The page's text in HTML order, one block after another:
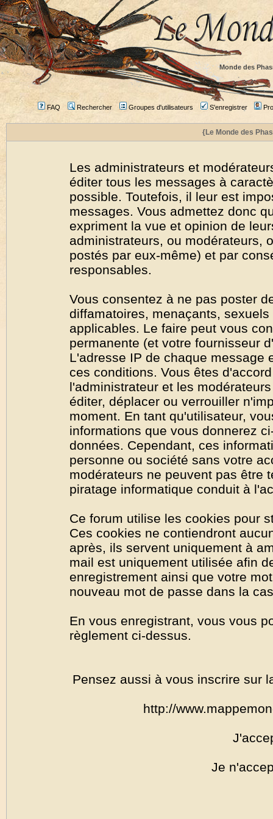
Monde des
FAQ Rechercher Groupes d'utilisateurs S'enregistrer
{Le Monde des
Les administrateurs et
éditer tous les messages à
possible. Toutefois, il leur est
messages. Vous admettez donc
expriment la vue et opinion de
administrateurs, ou modérateurs,
postés par eux-même) et par
responsables.
Vous consentez à ne pas poster
diffamatoires, menaçants,
applicables. Le faire peut vous
permanente (et votre fournisseur
L'adresse IP de chaque message
ces conditions. Vous êtes
l'administrateur et les
éditer, déplacer ou verrouiller
moment. En tant qu'utilisateur,
informations que vous donnerez
données. Cependant, ces
personne ou société sans votre
modérateurs ne peuvent pas être
piratage informatique conduit à
Ce forum utilise les cookies pour
Ces cookies ne contiendront
après, ils servent uniquement à
mail est uniquement utilisée afin
enregistrement ainsi que votre
nouveau mot de passe dans la
En vous enregistrant, vous vous
règlement ci-dessus.
Pensez aussi à vous inscrire sur
http://
Je